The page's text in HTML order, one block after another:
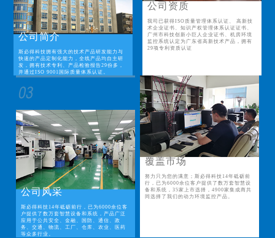
公司简介
斯必得科技拥有强大的技术产品研发能力与
快速的产品定制化能力，全线产品均自主研
发，拥有技术专利、产品检验报告29份多，
并通过ISO 9001国际质量体系认证。
公司资质
我司已获得ISO质量管理体系认证、 高新技
术企业证书、知识产权管理体系认证证书、
广州市科技创新小巨人企业证书、机房环境
监控系统认定为广东省高新技术产品，拥有
29项专利资质认证
公司风采
斯必得科技14年砥砺前行，已为6000余位客
户提供了数万套智慧设备和系统，产品广泛
应用于公共安全、金融、国防、通信、政
务、交通、物流、工厂、仓库、农业、医药
等众多行业。
覆盖市场
努力只为您的满意；斯必得科技14年砥砺前
行，已为6000余位客户提供了数万套智慧设
备和系统，35家上市选择，4900家集成商共
同选择了我们的动力环境监控产品。